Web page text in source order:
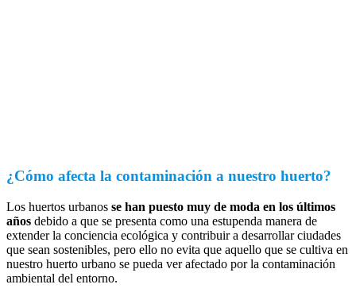
¿Cómo afecta la contaminación a nuestro huerto?
Los huertos urbanos se han puesto muy de moda en los últimos
años debido a que se presenta como una estupenda manera de
extender la conciencia ecológica y contribuir a desarrollar ciudades
que sean sostenibles, pero ello no evita que aquello que se cultiva en
nuestro huerto urbano se pueda ver afectado por la contaminación
ambiental del entorno.